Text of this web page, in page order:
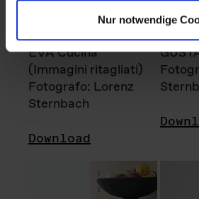
Nur notwendige
EVA Cucina
(Immagini ritagliati)
Fotografo: Lorenz
Sternbach
Download